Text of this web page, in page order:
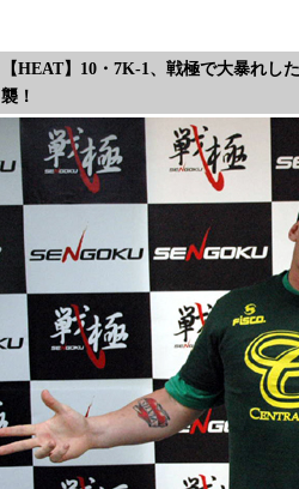
【HEAT】10・7K-1、戦極で大暴れし
襲！